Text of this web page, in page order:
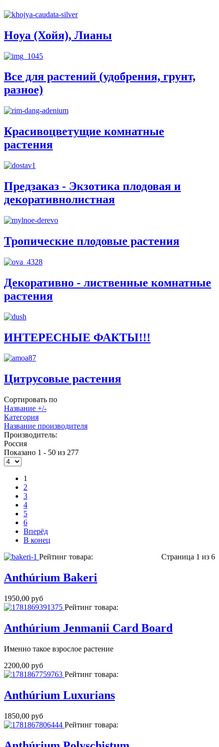
Hoуа (Хойя), Лианы
Все для растений (удобрения, грунт,
разное)
Красивоцветущие комнатные
растения
Предзаказ - Экзотика плодовая и
декоративнолистная
Тропические плодовые растения
Декоративно - лиственные комнатные
растения
ИНТЕРЕСНЫЕ ФАКТЫ!!!
Цитрусовые растения
Сортировать по
Название +/-
Категория
Название производителя
Производитель:
Россия
Показано 1 - 50 из 277
1
2
3
4
5
6
Вперёд
В конец
Страница 1 из 6
Рейтинг товара:
Anthúrium Bakeri
1950,00 руб
Рейтинг товара:
Anthúrium Jenmanii Card Board
Именно такое взрослое растение
2200,00 руб
Рейтинг товара:
Anthúrium Luxurians
1850,00 руб
Рейтинг товара: